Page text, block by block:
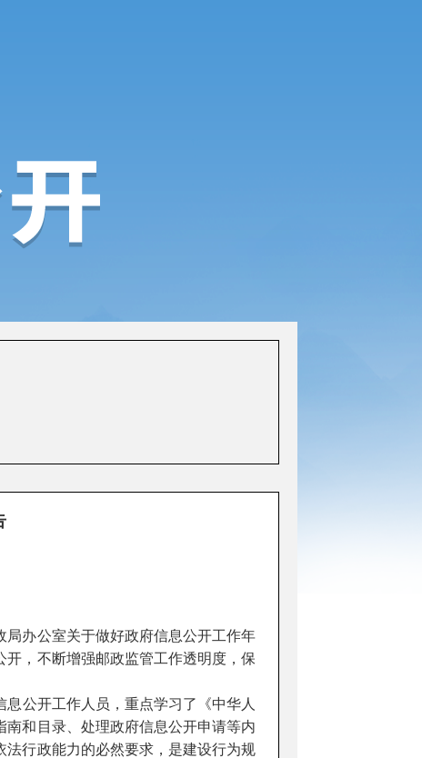
办公室关于做好政府信息公开工作年
，不断增强邮政监管工作透明度，保
公开工作人员，重点学习了《中华人
和目录、处理政府信息公开申请等内
行政能力的必然要求，是建设行为规